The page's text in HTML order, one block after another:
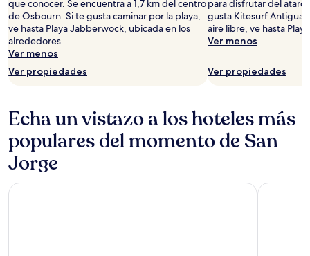
que conocer. Se encuentra a 1,7 km del centro
de Osbourn. Si te gusta caminar por la playa,
ve hasta Playa Jabberwock, ubicada en los
alrededores.
Ver menos
Ver propiedades
para disfrutar del
gusta Kitesurf Antigua
aire libre, ve hasta
Ver menos
Ver propiedades
Echa un vistazo a los hoteles más
populares del momento de San
Jorge
Hawksbill Resort Antigua